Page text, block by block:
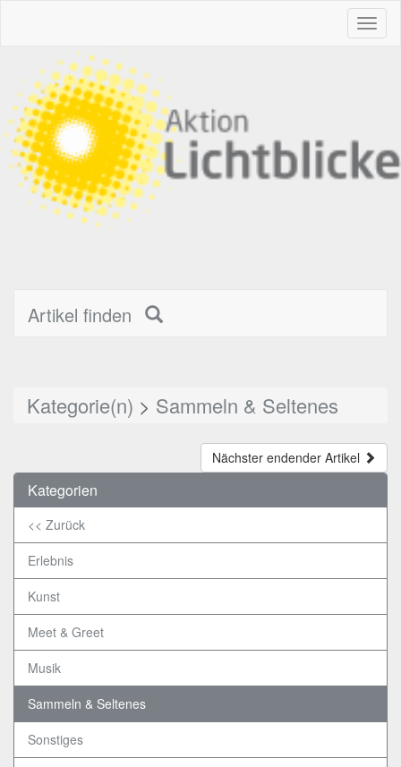
Artikel finden
Kategorie(n) > Sammeln & Seltenes
Nächster endender Artikel
Kategorien
<< Zurück
Erlebnis
Kunst
Meet & Greet
Musik
Sammeln & Seltenes
Sonstiges